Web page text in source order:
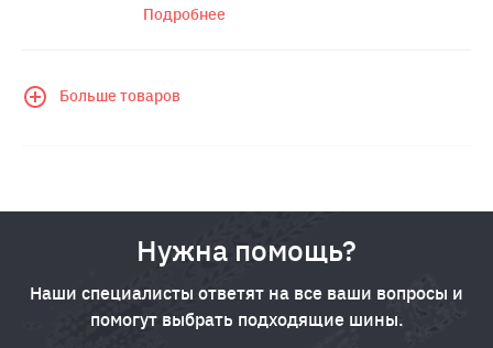
Подробнее
Больше товаров
Нужна помощь?
Наши специалисты ответят на все ваши вопросы и
помогут выбрать подходящие шины.